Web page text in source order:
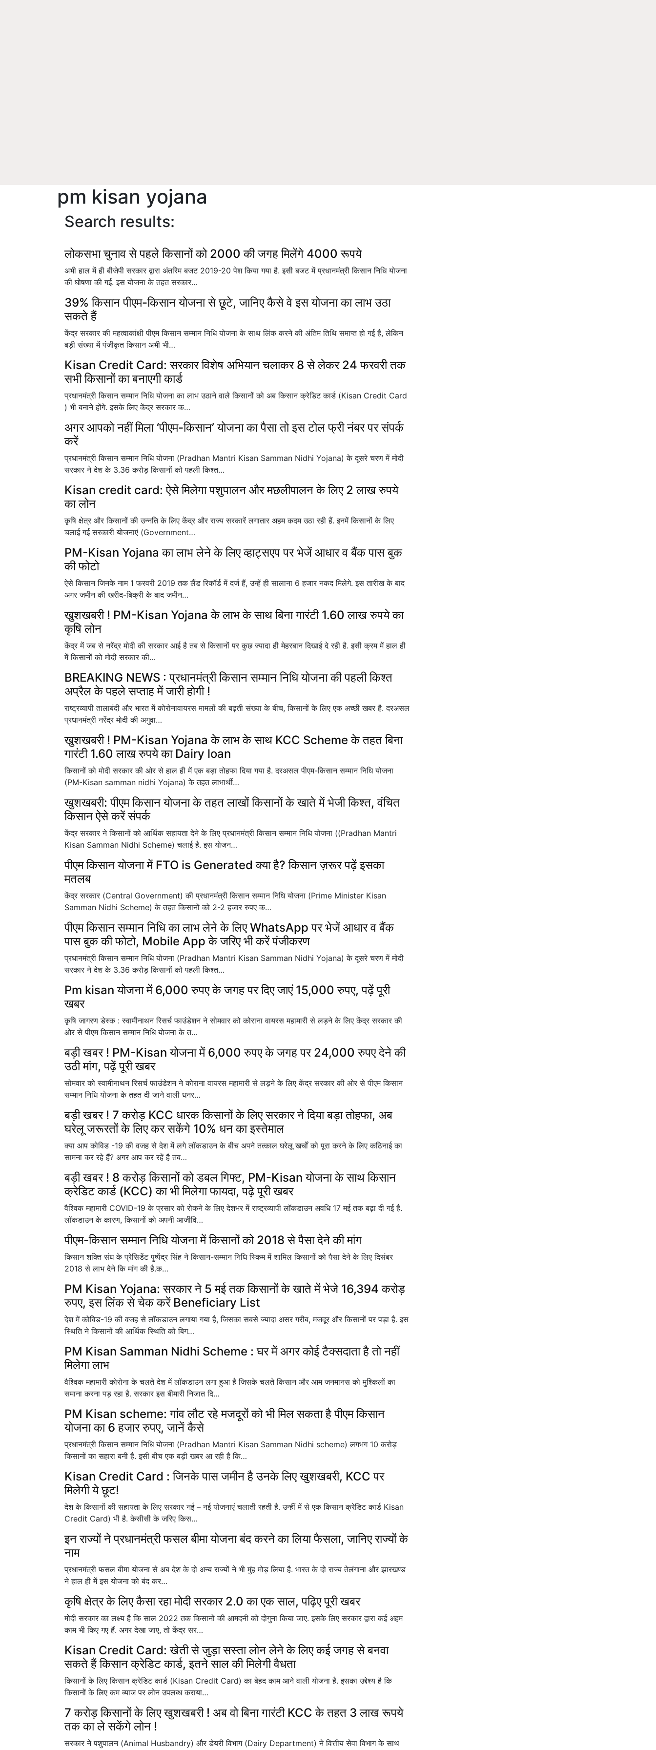
pm kisan yojana
Search results:
लोकसभा चुनाव से पहले किसानों को 2000 की जगह मिलेंगे 4000 रूपये
अभी हाल में ही बीजेपी सरकार द्वारा अंतरिम बजट 2019-20 पेश किया गया है. इसी बजट में प्रधानमंत्री किसान निधि योजना
की घोषणा की गई. इस योजना के तहत सरकार…
39% किसान पीएम-किसान योजना से छूटे, जानिए कैसे वे इस योजना का लाभ उठा
सकते हैं
केंद्र सरकार की महत्वाकांक्षी पीएम किसान सम्मान निधि योजना के साथ लिंक करने की अंतिम तिथि समाप्त हो गई है, लेकिन
बड़ी संख्या में पंजीकृत किसान अभी भी…
Kisan Credit Card: सरकार विशेष अभियान चलाकर 8 से लेकर 24 फरवरी तक
सभी किसानों का बनाएगी कार्ड
प्रधानमंत्री किसान सम्मान निधि योजना का लाभ उठाने वाले किसानों को अब किसान क्रेडिट कार्ड (Kisan Credit Card
) भी बनाने होंगे. इसके लिए केंद्र सरकार क…
अगर आपको नहीं मिला ‘पीएम-किसान’ योजना का पैसा तो इस टोल फ्री नंबर पर संपर्क
करें
प्रधानमंत्री किसान सम्मान निधि योजना (Pradhan Mantri Kisan Samman Nidhi Yojana) के दूसरे चरण में मोदी
सरकार ने देश के 3.36 करोड़ किसानों को पहली किश्त…
Kisan credit card: ऐसे मिलेगा पशुपालन और मछलीपालन के लिए 2 लाख रुपये
का लोन
कृषि क्षेत्र और किसानों की उन्नति के लिए केंद्र और राज्य सरकारें लगातार अहम कदम उठा रही हैं. इनमें किसानों के लिए
चलाई गई सरकारी योजनाएं (Government…
PM-Kisan Yojana का लाभ लेने के लिए व्हाट्सएप पर भेजें आधार व बैंक पास बुक
की फोटो
ऐसे किसान जिनके नाम 1 फरवरी 2019 तक लैंड रिकॉर्ड में दर्ज हैं, उन्हें ही सालाना 6 हजार नकद मिलेगे. इस तारीख के बाद
अगर जमीन की खरीद-बिक्री के बाद जमीन…
खुशखबरी ! PM-Kisan Yojana के लाभ के साथ बिना गारंटी 1.60 लाख रुपये का
कृषि लोन
केंद्र में जब से नरेंद्र मोदी की सरकार आई है तब से किसानों पर कुछ ज्यादा ही मेहरबान दिखाई दे रही है. इसी क्रम में हाल ही
में किसानों को मोदी सरकार की…
BREAKING NEWS : प्रधानमंत्री किसान सम्मान निधि योजना की पहली किश्त
अप्रैल के पहले सप्ताह में जारी होगी !
राष्ट्रव्यापी तालाबंदी और भारत में कोरोनावायरस मामलों की बढ़ती संख्या के बीच, किसानों के लिए एक अच्छी खबर है. दरअसल
प्रधानमंत्री नरेंद्र मोदी की अगुवा…
खुशखबरी ! PM-Kisan Yojana के लाभ के साथ KCC Scheme के तहत बिना
गारंटी 1.60 लाख रुपये का Dairy loan
किसानों को मोदी सरकार की ओर से हाल ही में एक बड़ा तोहफा दिया गया है. दरअसल पीएम-किसान सम्मान निधि योजना
(PM-Kisan samman nidhi Yojana) के तहत लाभार्थी…
खुशखबरी: पीएम किसान योजना के तहत लाखों किसानों के खाते में भेजी किश्त, वंचित
किसान ऐसे करें संपर्क
केंद्र सरकार ने किसानों को आर्थिक सहायता देने के लिए प्रधानमंत्री किसान सम्मान निधि योजना ((Pradhan Mantri
Kisan Samman Nidhi Scheme) चलाई है. इस योजन…
पीएम किसान योजना में FTO is Generated क्या है? किसान ज़रूर पढ़ें इसका
मतलब
केंद्र सरकार (Central Government) की प्रधानमंत्री किसान सम्मान निधि योजना (Prime Minister Kisan
Samman Nidhi Scheme) के तहत किसानों को 2-2 हजार रुपए क…
पीएम किसान सम्मान निधि का लाभ लेने के लिए WhatsApp पर भेजें आधार व बैंक
पास बुक की फोटो, Mobile App के जरिए भी करें पंजीकरण
प्रधानमंत्री किसान सम्मान निधि योजना (Pradhan Mantri Kisan Samman Nidhi Yojana) के दूसरे चरण में मोदी
सरकार ने देश के 3.36 करोड़ किसानों को पहली किश्त…
Pm kisan योजना में 6,000 रुपए के जगह पर दिए जाएं 15,000 रुपए, पढ़ें पूरी
खबर
कृषि जागरण डेस्क : स्वामीनाथन रिसर्च फाउंडेशन ने सोमवार को कोराना वायरस महामारी से लड़ने के लिए केंद्र सरकार की
ओर से पीएम किसान सम्मान निधि योजना के त…
बड़ी खबर ! PM-Kisan योजना में 6,000 रुपए के जगह पर 24,000 रुपए देने की
उठी मांग, पढ़ें पूरी खबर
सोमवार को स्वामीनाथन रिसर्च फाउंडेशन ने कोराना वायरस महामारी से लड़ने के लिए केंद्र सरकार की ओर से पीएम किसान
सम्मान निधि योजना के तहत दी जाने वाली धनर…
बड़ी खबर ! 7 करोड़ KCC धारक किसानों के लिए सरकार ने दिया बड़ा तोहफा, अब
घरेलू जरूरतों के लिए कर सकेंगे 10% धन का इस्तेमाल
क्या आप कोविड -19 की वजह से देश में लगे लॉकडाउन के बीच अपने तत्काल घरेलू खर्चों को पूरा करने के लिए कठिनाई का
सामना कर रहे हैं? अगर आप कर रहें है तब…
बड़ी खबर ! 8 करोड़ किसानों को डबल गिफ्ट, PM-Kisan योजना के साथ किसान
क्रेडिट कार्ड (KCC) का भी मिलेगा फायदा, पढ़े पूरी खबर
वैश्विक महामारी COVID-19 के प्रसार को रोकने के लिए देशभर में राष्ट्रव्यापी लॉकडाउन अवधि 17 मई तक बढ़ा दी गई है.
लॉकडाउन के कारण, किसानों को अपनी आजीवि…
पीएम-किसान सम्मान निधि योजना में किसानों को 2018 से पैसा देने की मांग
किसान शक्ति संघ के प्रेसिडेंट पुष्पेंद्र सिंह ने किसान-सम्मान निधि स्किम में शामिल किसानों को पैसा देने के लिए दिसंबर
2018 से लाभ देने कि मांग की है.क…
PM Kisan Yojana: सरकार ने 5 मई तक किसानों के खाते में भेजे 16,394 करोड़
रुपए, इस लिंक से चेक करें Beneficiary List
देश में कोविड-19 की वजह से लॉकडाउन लगाया गया है, जिसका सबसे ज्यादा असर गरीब, मजदूर और किसानों पर पड़ा है. इस
स्थिति ने किसानों की आर्थिक स्थिति को बिग…
PM Kisan Samman Nidhi Scheme : घर में अगर कोई टैक्सदाता है तो नहीं
मिलेगा लाभ
वैश्विक महामारी कोरोना के चलते देश में लॉकडाउन लगा हुआ है जिसके चलते किसान और आम जनमानस को मुश्किलों का
समाना करना पड़ रहा है. सरकार इस बीमारी निजात दि…
PM Kisan scheme: गांव लौट रहे मजदूरों को भी मिल सकता है पीएम किसान
योजना का 6 हजार रुपए, जानें कैसे
प्रधानमंत्री किसान सम्मान निधि योजना (Pradhan Mantri Kisan Samman Nidhi scheme) लगभग 10 करोड़
किसानों का सहारा बनी है. इसी बीच एक बड़ी खबर आ रही है कि…
Kisan Credit Card : जिनके पास जमीन है उनके लिए खुशखबरी, KCC पर
मिलेगी ये छूट!
देश के किसानों की सहायता के लिए सरकार नई – नई योजनाएं चलाती रहती है. उन्हीं में से एक किसान क्रेडिट कार्ड Kisan
Credit Card) भी है. केसीसी के जरिए किस…
इन राज्यों ने प्रधानमंत्री फसल बीमा योजना बंद करने का लिया फैसला, जानिए राज्यों के
नाम
प्रधानमंत्री फसल बीमा योजना से अब देश के दो अन्य राज्यों ने भी मुंह मोड़ लिया है. भारत के दो राज्य तेलंगाना और झारखण्ड
ने हाल ही में इस योजना को बंद कर…
कृषि क्षेत्र के लिए कैसा रहा मोदी सरकार 2.0 का एक साल, पढ़िए पूरी खबर
मोदी सरकार का लक्ष्य है कि साल 2022 तक किसानों की आमदनी को दोगुना किया जाए. इसके लिए सरकार द्वारा कई अहम
काम भी किए गए हैं. अगर देखा जाए, तो केंद्र सर…
Kisan Credit Card: खेती से जुड़ा सस्ता लोन लेने के लिए कई जगह से बनवा
सकते हैं किसान क्रेडिट कार्ड, इतने साल की मिलेगी वैधता
किसानों के लिए किसान क्रेडिट कार्ड (Kisan Credit Card) का बेहद काम आने वाली योजना है. इसका उद्देश्य है कि
किसानों के लिए कम ब्याज पर लोन उपलब्ध कराया…
7 करोड़ किसानों के लिए खुशखबरी ! अब वो बिना गारंटी KCC के तहत 3 लाख रूपये
तक का ले सकेंगे लोन !
सरकार ने पशुपालन (Animal Husbandry) और डेयरी विभाग (Dairy Department) ने वित्तीय सेवा विभाग के साथ